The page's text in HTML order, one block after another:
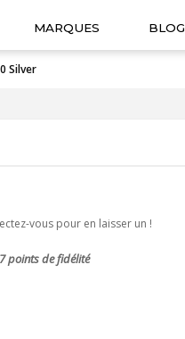
MARQUES BLOG
Silver
vous pour en laisser un !
7points de fidélité